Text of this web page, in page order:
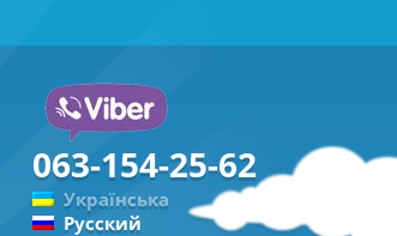
063-154-25-62
Українська
Русский